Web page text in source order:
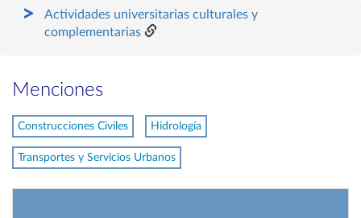
Actividades universitarias culturales y
complementarias
Menciones
Construcciones Civiles Hidrología
Transportes y Servicios Urbanos